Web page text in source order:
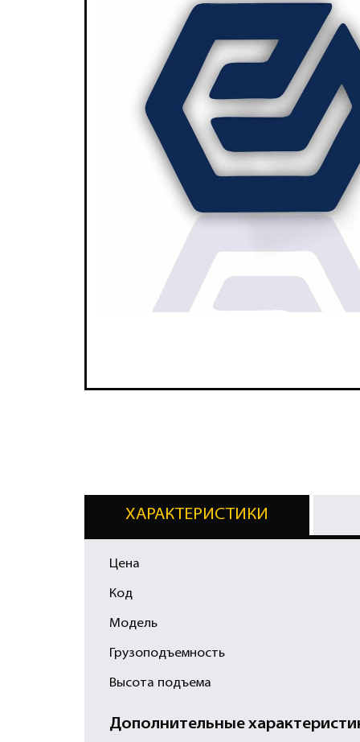
ХАРАКТЕРИСТИКИ
Цена
Код
Модель
Грузоподъемность
Высота подъема
Дополнительные